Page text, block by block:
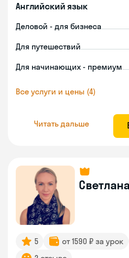
Английский язык
Деловой - для бизнеса
Для путешествий
Для начинающих - премиум
Все услуги и цены (4)
Читать дальше
Светлана
5 от 1590 ₽ за урок